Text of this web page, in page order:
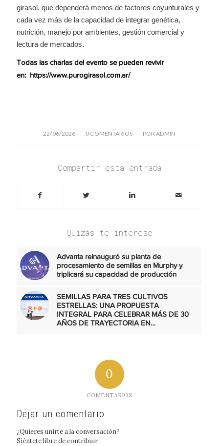
girasol, que dependerá menos de factores coyunturales y
cada vez más de la capacidad de integrar genética,
nutrición, manejo por ambientes, gestión comercial y
lectura de mercados.
Todas las charlas del evento se pueden revivir
en: https://www.purogirasol.com.ar/
22/06/2026
/ 0 COMENTARIOS
/ PORADMIN
Compartir esta entrada
Quizás te interese
Advanta reinauguró su planta de
procesamiento de semillas en Murphy y
triplicará su capacidad de producción
SEMILLAS PARA TRES CULTIVOS
ESTRELLAS: UNA PROPUESTA
INTEGRAL PARA CELEBRAR MÁS DE 30
AÑOS DE TRAYECTORIA EN…
0
COMENTARIOS
Dejar un comentario
¿Quieres unirte a la conversación?
Siéntete libre de contribuir